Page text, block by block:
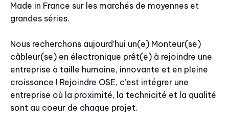
Made in France sur les marchés de moyennes et
grandes séries.
Nous recherchons aujourd’hui un(e) Monteur(se)
câbleur(se) en électronique prêt(e) à rejoindre une
entreprise à taille humaine, innovante et en pleine
croissance ! Rejoindre OSE, c’est intégrer une
entreprise où la proximité, la technicité et la qualité
sont au coeur de chaque projet.